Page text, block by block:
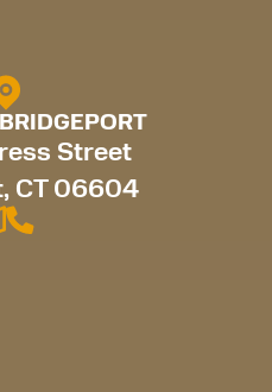
Street
CT 06604